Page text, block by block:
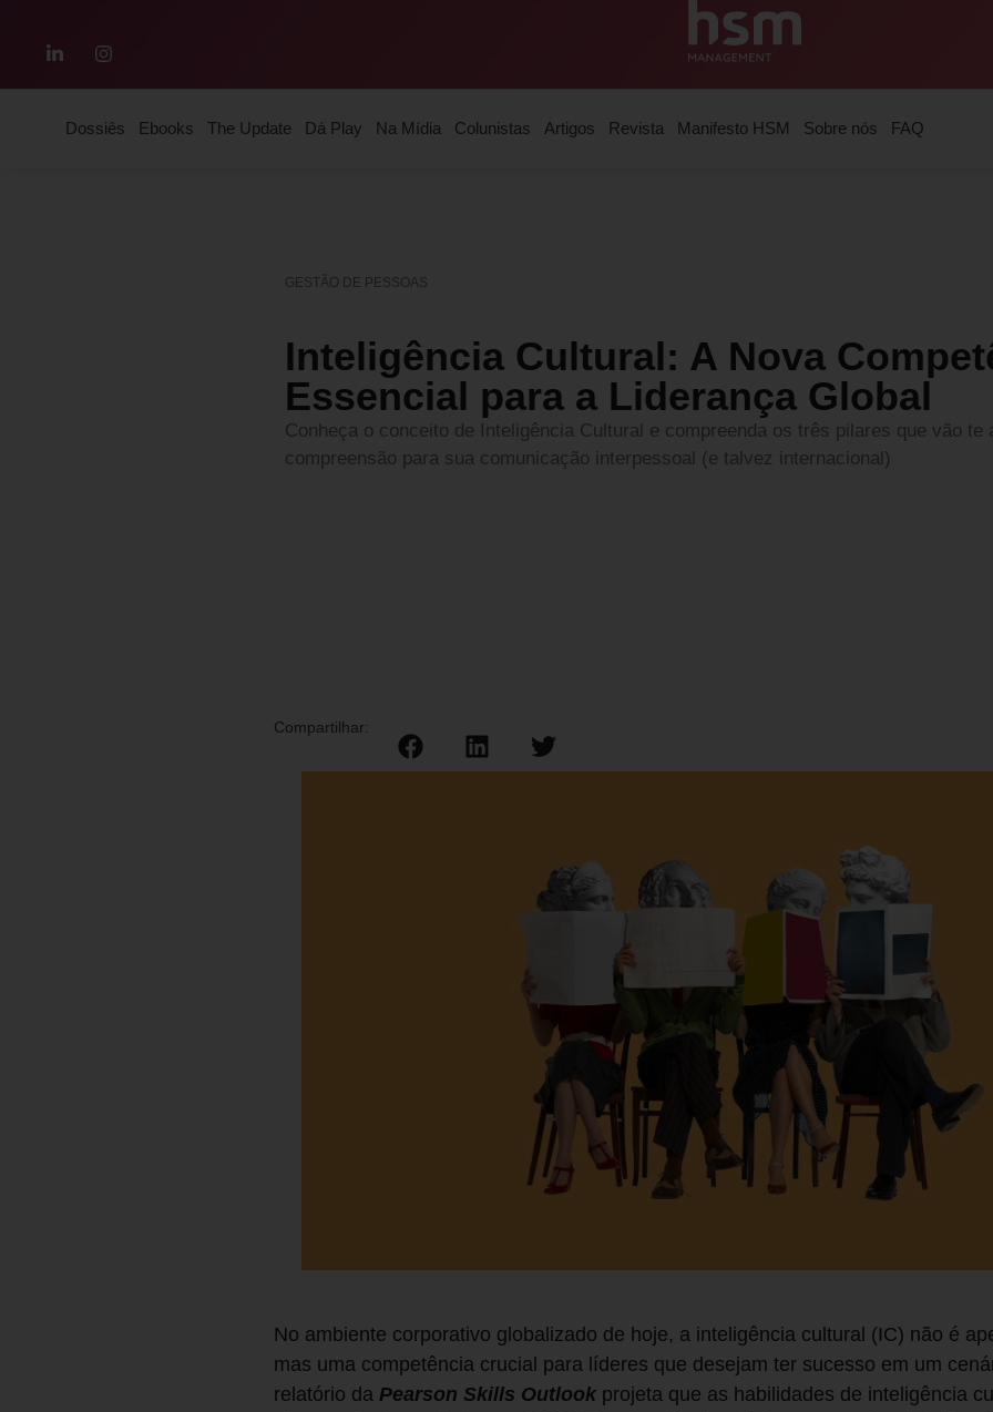
Dossiês Ebooks The Update Dá Play Na Mídia Colunistas Artigos Revista Manifesto HSM Sobre nós FAQ
GESTÃO DE PESSOAS
Inteligência Cultural: A Nova
Essencial para a Liderança Global
Conheça o conceito de Inteligência Cultural e compreenda os três pilares que vão te
compreensão para sua comunicação interpessoal (e talvez internacional)
Compartilhar:
No ambiente corporativo globalizado de hoje, a inteligência cultural (IC) não é
mas uma competência crucial para líderes que desejam ter sucesso em um
relatório da Pearson Skills Outlook projeta que as habilidades de inteligência